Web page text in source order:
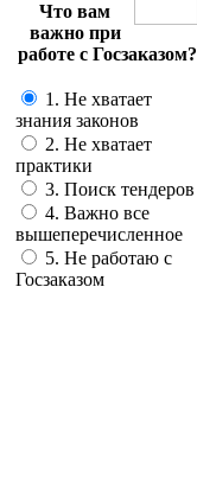
Что вам
важно при
работе с Госзаказом?
1. Не хватает
знания законов
2. Не хватает
практики
3. Поиск тендеров
4. Важно все
вышеперечисленное
5. Не работаю с
Госзаказом